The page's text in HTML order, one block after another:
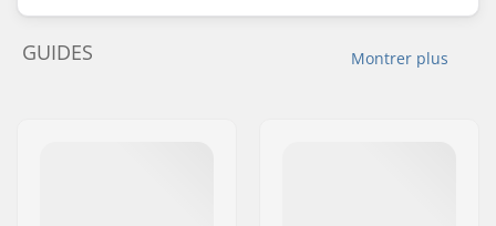
Montrer plus
GUIDES